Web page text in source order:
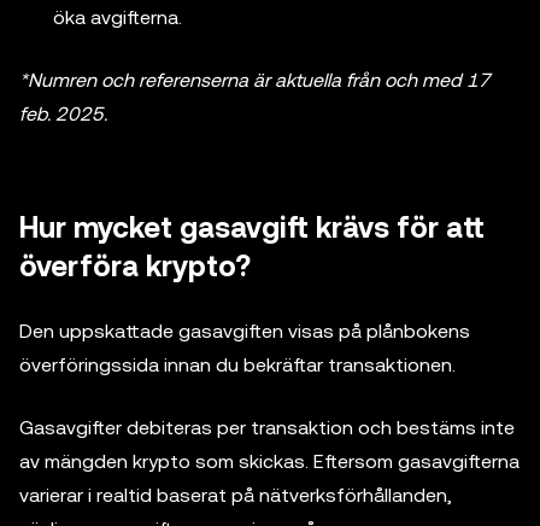
öka avgifterna.
*Numren och referenserna är aktuella från och med 17
feb. 2025.
Hur mycket gasavgift krävs för att
överföra krypto?
Den uppskattade gasavgiften visas på plånbokens
överföringssida innan du bekräftar transaktionen.
Gasavgifter debiteras per transaktion och bestäms inte
av mängden krypto som skickas. Eftersom gasavgifterna
varierar i realtid baserat på nätverksförhållanden,